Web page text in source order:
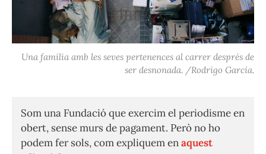
Una família amb les seves pertenences al carrer després de
ser desnonada. /Rodrigo García.
Som una Fundació que exercim el periodisme en
obert, sense murs de pagament. Però no ho
podem fer sols, com expliquem enaquest